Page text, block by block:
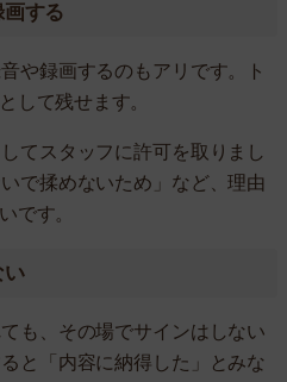
する
や録画するのもアリです。ト
して残せます。
てスタッフに許可を取りまし
で揉めないため」など、理由
です。
い
も、その場でサインはしない
と「内容に納得した」とみな